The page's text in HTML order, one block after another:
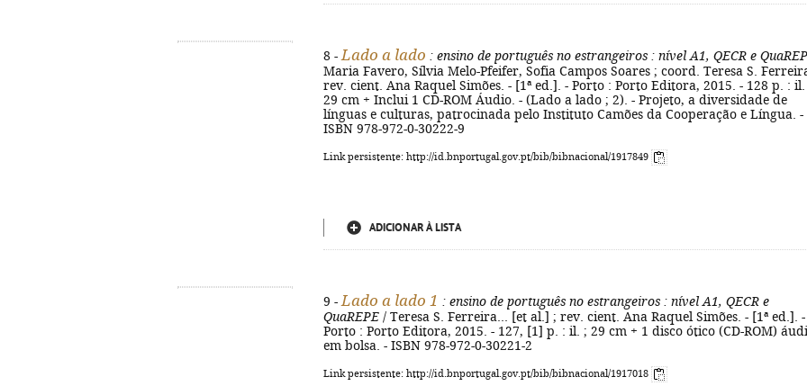
8 - Lado a lado : ensino de português no estrangeiros : nível A1, QECR e
Maria Favero, Sílvia Melo-Pfeifer, Sofia Campos Soares ; coord. Teresa S.
rev. cient. Ana Raquel Simões. - [1ª ed.]. - Porto : Porto Editora, 2015. - 128 p. : il.
29 cm + Inclui 1 CD-ROM Áudio. - (Lado a lado ; 2). - Projeto, a diversidade de
línguas e culturas, patrocinada pelo Instituto Camões da Cooperação e Língua. -
ISBN 978-972-0-30222-9
Link persistente: http://id.bnportugal.gov.pt/bib/bibnacional/1917849
ADICIONAR À LISTA
9 - Lado a lado 1 : ensino de português no estrangeiros : nível A1, QECR e
QuaREPE / Teresa S. Ferreira... [et al.] ; rev. cient. Ana Raquel Simões. - [1ª ed.]. -
Porto : Porto Editora, 2015. - 127, [1] p. : il. ; 29 cm + 1 disco ótico (CD-ROM)
em bolsa. - ISBN 978-972-0-30221-2
Link persistente: http://id.bnportugal.gov.pt/bib/bibnacional/1917018